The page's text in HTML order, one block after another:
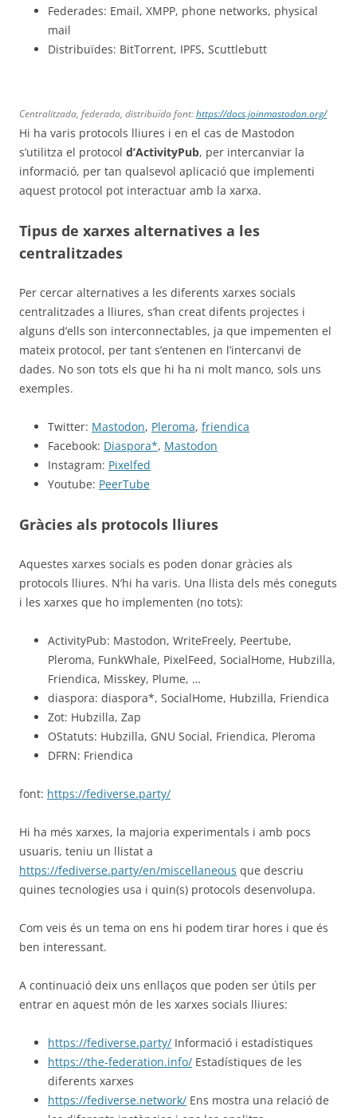
Federades: Email, XMPP, phone networks, physical
mail
Distribuïdes: BitTorrent, IPFS, Scuttlebutt
Centralitzada, federada, distribuïda font:https://docs.joinmastodon.org/
Hi ha varis protocols lliures i en el cas de Mastodon
s’utilitza el protocol d’ActivityPub, per intercanviar la
informació, per tan qualsevol aplicació que implementi
aquest protocol pot interactuar amb la xarxa.
Tipus de xarxes alternatives a les
centralitzades
Per cercar alternatives a les diferents xarxes socials
centralitzades a lliures, s’han creat difents projectes i
alguns d’ells son interconnectables, ja que impementen el
mateix protocol, per tant s’entenen en l’intercanvi de
dades. No son tots els que hi ha ni molt manco, sols uns
exemples.
Twitter: Mastodon, Pleroma, friendica
Facebook: Diaspora*, Mastodon
Instagram: Pixelfed
Youtube: PeerTube
Gràcies als protocols lliures
Aquestes xarxes socials es poden donar gràcies als
protocols lliures. N’hi ha varis. Una llista dels més coneguts
i les xarxes que ho implementen (no tots):
ActivityPub: Mastodon, WriteFreely, Peertube,
Pleroma, FunkWhale, PixelFeed, SocialHome, Hubzilla,
Friendica, Misskey, Plume, …
diaspora: diaspora*, SocialHome, Hubzilla, Friendica
Zot: Hubzilla, Zap
OStatuts: Hubzilla, GNU Social, Friendica, Pleroma
DFRN: Friendica
font: https://fediverse.party/
Hi ha més xarxes, la majoria experimentals i amb pocs
usuaris, teniu un llistat a
https://fediverse.party/en/miscellaneous que descriu
quines tecnologies usa i quin(s) protocols desenvolupa.
Com veis és un tema on ens hi podem tirar hores i que és
ben interessant.
A continuació deix uns enllaços que poden ser útils per
entrar en aquest món de les xarxes socials lliures:
https://fediverse.party/ Informació i estadístiques
https://the-federation.info/ Estadístiques de les
diferents xarxes
https://fediverse.network/ Ens mostra una relació de